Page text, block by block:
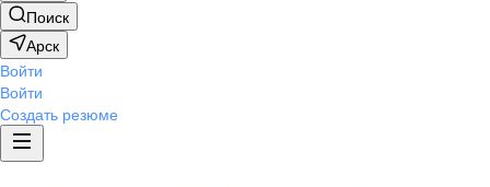
Поиск
Арск
Войти
Войти
Создать резюме